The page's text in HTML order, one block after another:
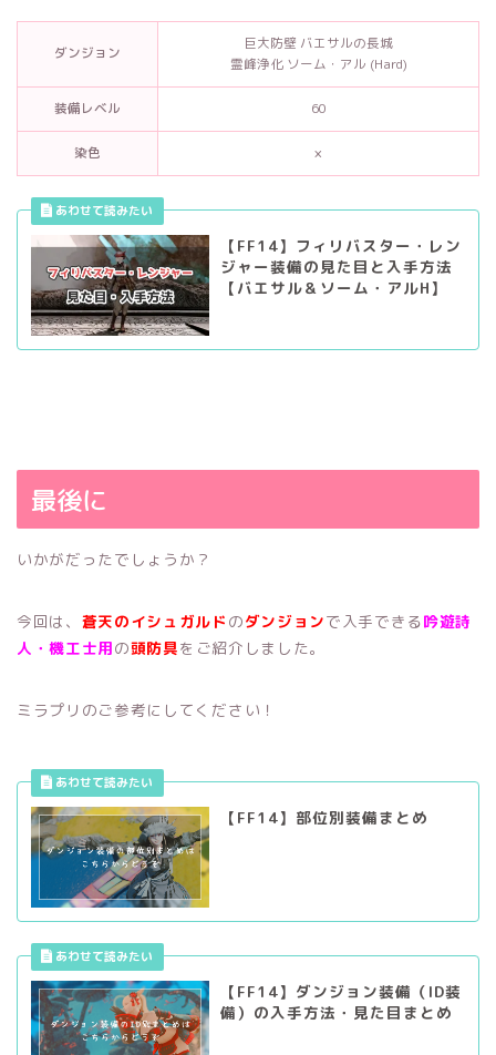
ダンジョン
巨大防壁 バエサルの長城
霊峰浄化 ソーム・アル (Hard)
装備レベル 60
染色 ×
【FF14】フィリバスター・レン
ジャー装備の見た目と入手方法
【バエサル＆ソーム・アルH】
最後に
いかがだったでしょうか？
今回は、 蒼天のイシュガルド のダンジョンで入手できる吟遊詩
人・機工士用の頭防具をご紹介しました。
ミラプリのご参考にしてください！
【FF14】部位別装備まとめ
【FF14】ダンジョン装備（ID装
備）の入手方法・見た目まとめ